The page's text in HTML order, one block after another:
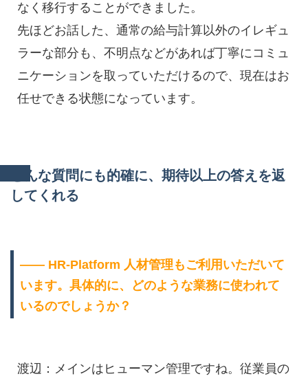
なく移行することができました。
先ほどお話した、通常の給与計算以外のイレギュ
ラーな部分も、不明点などがあれば丁寧にコミュ
ニケーションを取っていただけるので、現在はお
任せできる状態になっています。
どんな質問にも的確に、期待以上の答えを返
してくれる
―― HR-Platform 人材管理もご利用いただいて
います。具体的に、どのような業務に使われて
いるのでしょうか？
渡辺：メインはヒューマン管理ですね。従業員の